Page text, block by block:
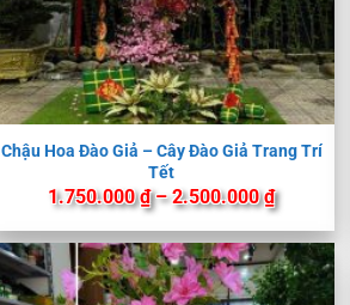
Chậu Hoa Đào Giả – Cây Đào Giả Trang Trí
Tết
1.750.000₫ – 2.500.000₫Khoảng
giá:
từ
đến